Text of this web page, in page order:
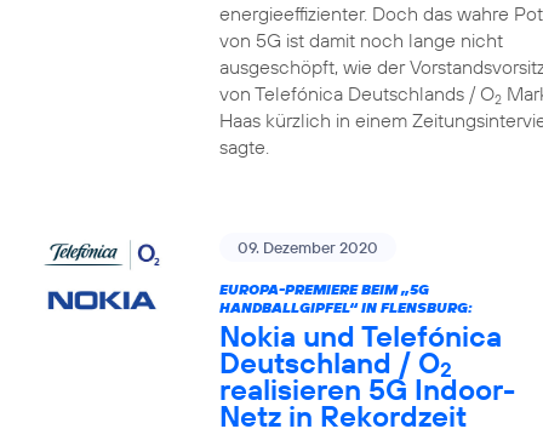
energieeffizienter. Doch das wahre
von 5G ist damit noch lange nicht
ausgeschöpft, wie der
von Telefónica Deutschlands / O2
Haas kürzlich in einem
sagte.
09. Dezember 2020
EUROPA-PREMIERE BEIM „5G
HANDBALLGIPFEL“ IN FLENSBURG:
Nokia und Telefónica
Deutschland / O2
realisieren 5G Indoor-
Netz in Rekordzeit